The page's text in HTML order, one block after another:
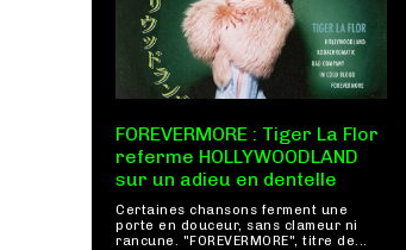
FOREVERMORE : Tiger La Flor
referme HOLLYWOODLAND
sur un adieu en dentelle
Certaines chansons ferment une
porte en douceur, sans clameur ni
rancune. "FOREVERMORE", titre de...